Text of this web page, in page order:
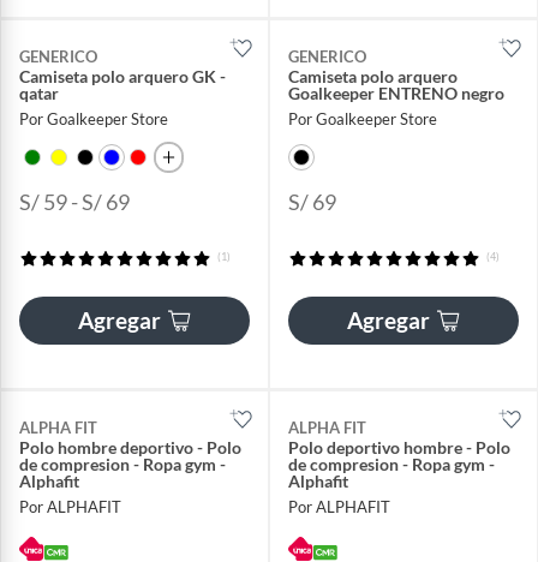
GENERICO
Camiseta polo arquero GK -
qatar
Por Goalkeeper Store
S/ 59 - S/ 69
(1)
Agregar
GENERICO
Camiseta polo arquero
Goalkeeper ENTRENO negro
Por Goalkeeper Store
S/ 69
(4)
Agregar
ALPHA FIT
Polo hombre deportivo - Polo
de compresion - Ropa gym -
Alphafit
Por ALPHAFIT
ALPHA FIT
Polo deportivo hombre - Polo
de compresion - Ropa gym -
Alphafit
Por ALPHAFIT